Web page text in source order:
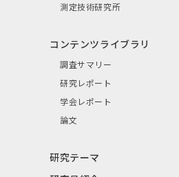
測定技術研究所
コンテンツライブラリ
調査サマリー
研究レポート
学会レポート
論文
研究テーマ